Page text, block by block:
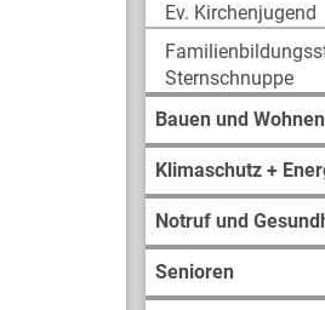
Ev. Kirchenjugend
Sternschnuppe
Bauen und Wohnen
Klimaschutz +
Notruf und
Senioren